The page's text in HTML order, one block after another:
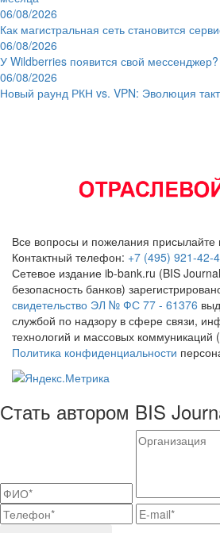
06/08/2026
Как магистральная сеть становится
06/08/2026
У Wildberries появится свой мессенджер?
06/08/2026
Новый раунд РКН vs. VPN: Эволюция
Все вопросы и пожелания присылайте
Контактный телефон: +7 (495) 921-42-
Сетевое издание ib-bank.ru (BIS
безопасность банков)
свидетельство ЭЛ № ФС 77 - 61376
службой по надзору в сфере связи,
технологий и массовых коммуникаций
Политика конфиденциальности
Стать автором BIS